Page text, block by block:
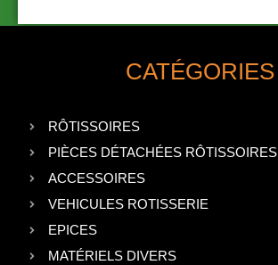
CATÉGORIES
RÔTISSOIRES
PIÈCES DÉTACHÉES RÔTISSOIRES
ACCESSOIRES
VEHICULES ROTISSERIE
EPICES
MATÉRIELS DIVERS